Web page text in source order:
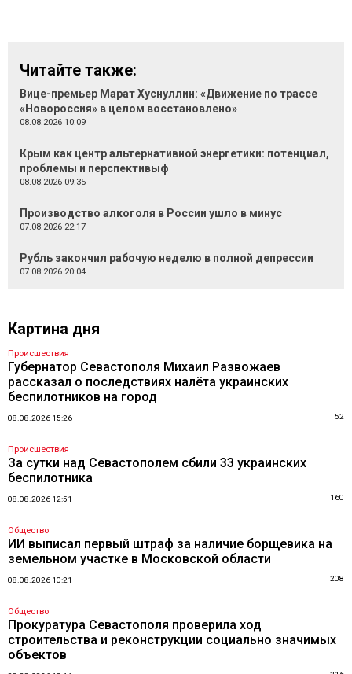
Читайте также:
Вице-премьер Марат Хуснуллин: «Движение по трассе
«Новороссия» в целом восстановлено»
08.08.2026 10:09
Крым как центр альтернативной энергетики: потенциал,
проблемы и перспективыф
08.08.2026 09:35
Производство алкоголя в России ушло в минус
07.08.2026 22:17
Рубль закончил рабочую неделю в полной депрессии
07.08.2026 20:04
Картина дня
Происшествия
Губернатор Севастополя Михаил Развожаев
рассказал о последствиях налёта украинских
беспилотников на город
08.08.2026 15:26 52
Происшествия
За сутки над Севастополем сбили 33 украинских
беспилотника
08.08.2026 12:51 160
Общество
ИИ выписал первый штраф за наличие борщевика на
земельном участке в Московской области
08.08.2026 10:21 208
Общество
Прокуратура Севастополя проверила ход
строительства и реконструкции социально значимых
объектов